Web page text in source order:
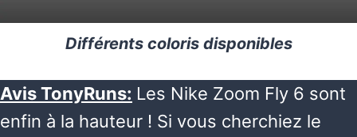
Différents coloris disponibles
Avis TonyRuns: Les Nike Zoom Fly 6 sont
enfin à la hauteur ! Si vous cherchiez le